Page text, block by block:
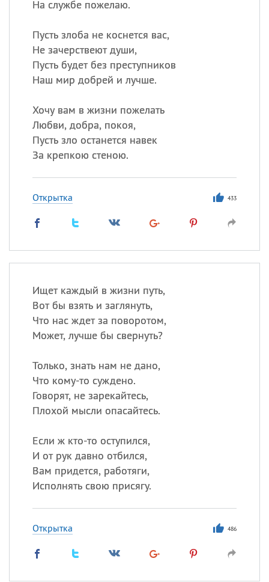
На службе пожелаю.
Пусть злоба не коснется вас,
Не зачерствеют души,
Пусть будет без преступников
Наш мир добрей и лучше.
Хочу вам в жизни пожелать
Любви, добра, покоя,
Пусть зло останется навек
За крепкою стеною.
Открытка 433
Ищет каждый в жизни путь,
Вот бы взять и заглянуть,
Что нас ждет за поворотом,
Может, лучше бы свернуть?
Только, знать нам не дано,
Что кому-то суждено.
Говорят, не зарекайтесь,
Плохой мысли опасайтесь.
Если ж кто-то оступился,
И от рук давно отбился,
Вам придется, работяги,
Исполнять свою присягу.
Открытка 486